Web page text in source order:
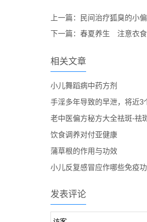
上一篇：
民间治疗狐臭的小偏
下一篇： 春夏养生 注意衣
相关文章
小儿舞蹈病中药方剂
手淫多年导致的早泄，将近3
老中医偏方秘方大全祛斑-祛
饮食调养对付亚健康
蒲草根的作用与功效
小儿反复感冒应作哪些免疫
发表评论